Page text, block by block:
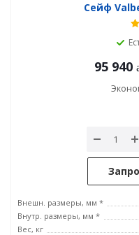
Сейф
95 940
Внешн. размеры, мм *
Внутр. размеры, мм *
Вес, кг